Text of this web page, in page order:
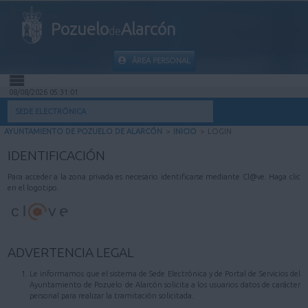
PozuelodeAlarcón
ÁREA PERSONAL
INICIO
MI CARPETA
INFORMACIÓN MUNICIPAL
AYUDA
08/08/2026 05:31:01
SEDE ELECTRÓNICA
AYUNTAMIENTO DE POZUELO DE ALARCÓN > INICIO > LOGIN
IDENTIFICACIÓN
Para acceder a la zona privada es necesario identificarse mediante Cl@ve. Haga clic
en el logotipo.
ADVERTENCIA LEGAL
Le informamos que el sistema de Sede Electrónica y de Portal de Servicios del
Ayuntamiento de Pozuelo de Alarcón solicita a los usuarios datos de carácter
personal para realizar la tramitación solicitada.